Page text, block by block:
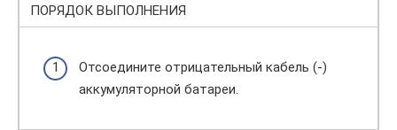
ПОРЯДОК ВЫПОЛНЕНИЯ
Отсоедините отрицательный кабель (-)
аккумуляторной батареи.